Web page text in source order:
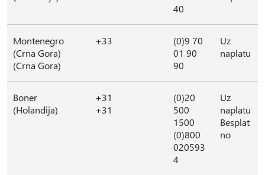
40
Montenegro
(Crna Gora)
(Crna Gora)
+33
(0)9 70
01 90
90
Uz
naplatu
Boner
(Holandija)
+31
+31
(0)20
500
1500
(0)800
020593
4
Uz
naplatu
Besplat
no